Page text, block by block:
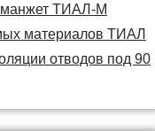
манжет ТИАЛ-М
материалов ТИАЛ
отводов под 90